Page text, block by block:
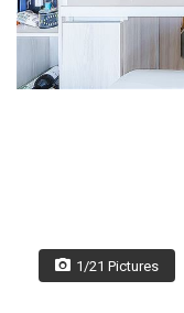
1/21 Pictures